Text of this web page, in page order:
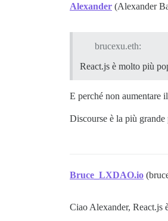
Alexander (Alexander
brucexu.eth:
React.js è molto più
E perché non aumentare
Discourse è la più
Bruce_LXDAO.io
Ciao Alexander, React.js